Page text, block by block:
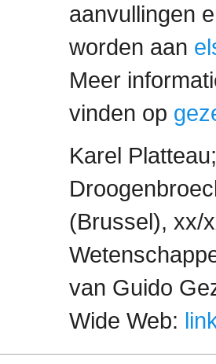
aanvullingen
worden aan
Meer
vinden op
Karel
(Brussel), xx/
van Guido
Wide Web: